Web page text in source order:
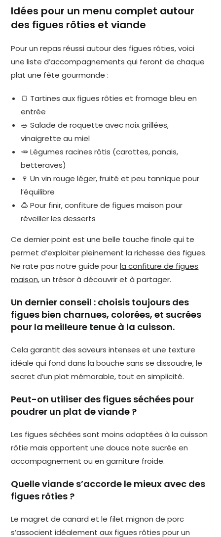
Idées pour un menu complet autour
des figues rôties et viande
Pour un repas réussi autour des figues rôties, voici
une liste d’accompagnements qui feront de chaque
plat une fête gourmande :
🍞 Tartines aux figues rôties et fromage bleu en
entrée
🥗 Salade de roquette avec noix grillées,
vinaigrette au miel
🥕 Légumes racines rôtis (carottes, panais,
betteraves)
🍷 Un vin rouge léger, fruité et peu tannique pour
l’équilibre
🍮 Pour finir, confiture de figues maison pour
réveiller les desserts
Ce dernier point est une belle touche finale qui te
permet d’exploiter pleinement la richesse des figues.
Ne rate pas notre guide pourla confiture de figues
maison, un trésor à découvrir et à partager.
Un dernier conseil : choisis toujours des
figues bien charnues, colorées, et sucrées
pour la meilleure tenue à la cuisson.
Cela garantit des saveurs intenses et une texture
idéale qui fond dans la bouche sans se dissoudre, le
secret d’un plat mémorable, tout en simplicité.
Peut-on utiliser des figues séchées pour
poudrer un plat de viande ?
Les figues séchées sont moins adaptées à la cuisson
rôtie mais apportent une douce note sucrée en
accompagnement ou en garniture froide.
Quelle viande s’accorde le mieux avec des
figues rôties ?
Le magret de canard et le filet mignon de porc
s’associent idéalement aux figues rôties pour un